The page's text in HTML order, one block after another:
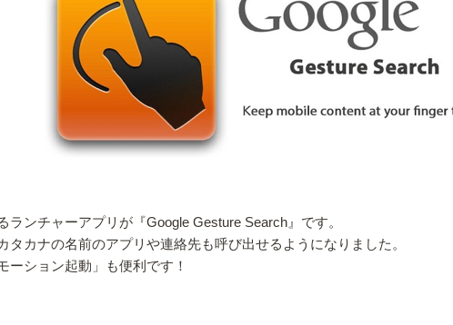
ンチャーアプリが『Google Gesture Search』です。
カナの名前のアプリや連絡先も呼び出せるようになりました。
ーション起動」も便利です！